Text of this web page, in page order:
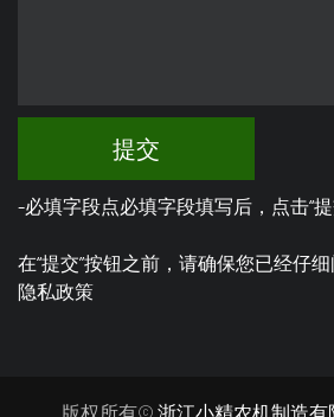
提交
-必填字段点必填字段填写后，点击“提
在“提交”按钮之前，请确保您已经仔
隐私政策
版权所有© 浙江小精农机制造有